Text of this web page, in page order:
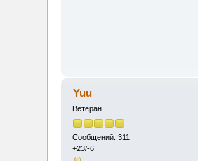
Yuu
Ветеран
Сообщений: 311
+23/-6